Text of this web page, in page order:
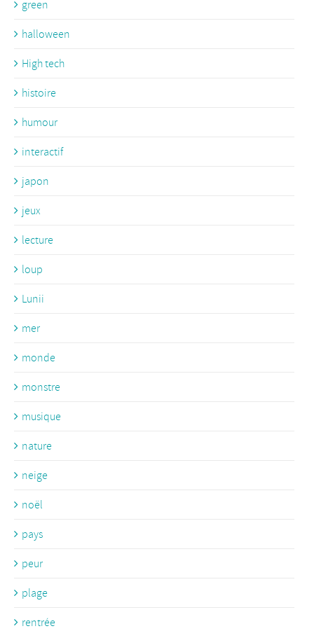
green
halloween
High tech
histoire
humour
interactif
japon
jeux
lecture
loup
Lunii
mer
monde
monstre
musique
nature
neige
noël
pays
peur
plage
rentrée